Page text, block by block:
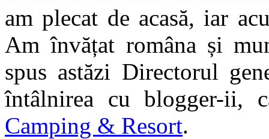
am plecat de acasă, iar
Am învățat româna și
spus astăzi Directorul
întâlnirea cu blogger-
Camping & Resort.